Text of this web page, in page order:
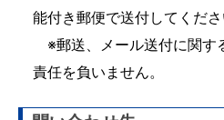
能付き郵便で送付してくださ
※郵送、メール送付に関す
責任を負いません。